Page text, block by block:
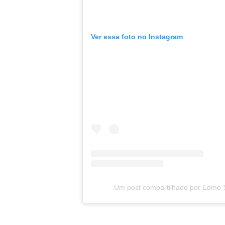
Ver essa foto no Instagram
Um post compartilhado por Edmo